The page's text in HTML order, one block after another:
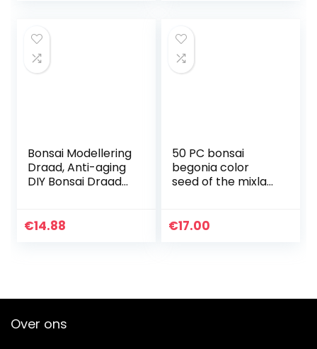
Bonsai Modellering
Draad, Anti-aging
DIY Bonsai Draad
Model voor
€14.88
50 PC bonsai
begonia color
seed of the mixla
begonia malus
€17.00
Over ons